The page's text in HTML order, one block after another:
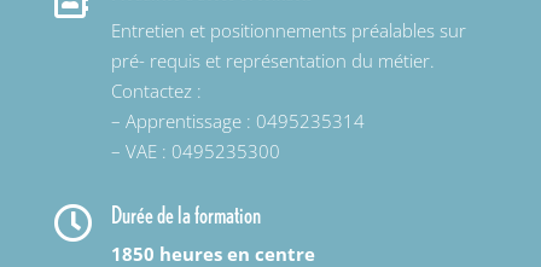
Entretien et positionnements préalables sur
pré- requis et représentation du métier.
Contactez :
– Apprentissage : 0495235314
– VAE : 0495235300
 Durée de la formation
1850 heures en centre